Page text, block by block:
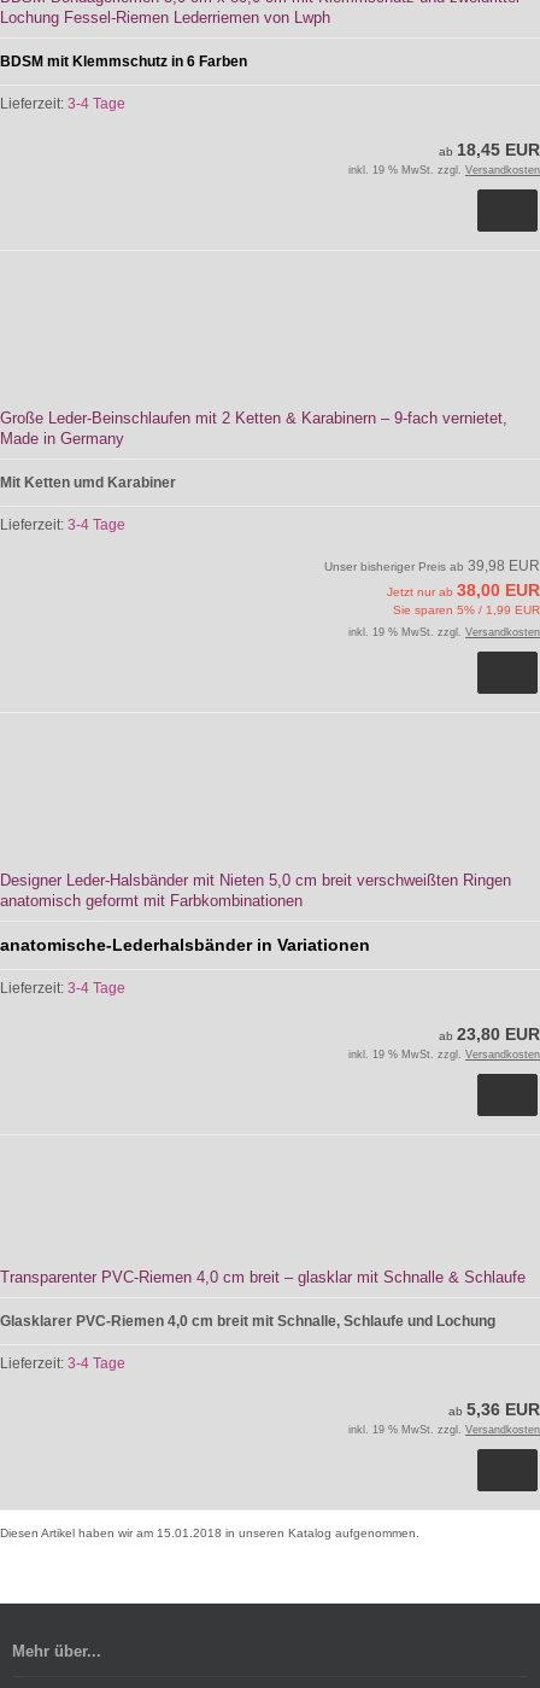
Lochung Fessel-Riemen Lederriemen von Lwph
BDSM mit Klemmschutz in 6 Farben
Lieferzeit: 3-4 Tage
ab 18,45 EUR
inkl. 19 % MwSt. zzgl. Versandkosten
Große Leder-Beinschlaufen mit 2 Ketten & Karabinern – 9-fach vernietet,
Made in Germany
Mit Ketten umd Karabiner
Lieferzeit: 3-4 Tage
Unser bisheriger Preis ab 39,98 EUR
Jetzt nur ab 38,00 EUR
Sie sparen 5% / 1,99 EUR
inkl. 19 % MwSt. zzgl. Versandkosten
Designer Leder-Halsbänder mit Nieten 5,0 cm breit verschweißten Ringen
anatomisch geformt mit Farbkombinationen
anatomische-Lederhalsbänder in Variationen
Lieferzeit: 3-4 Tage
ab 23,80 EUR
inkl. 19 % MwSt. zzgl. Versandkosten
Transparenter PVC-Riemen 4,0 cm breit – glasklar mit Schnalle & Schlaufe
Glasklarer PVC-Riemen 4,0 cm breit mit Schnalle, Schlaufe und Lochung
Lieferzeit: 3-4 Tage
ab 5,36 EUR
inkl. 19 % MwSt. zzgl. Versandkosten
Diesen Artikel haben wir am 15.01.2018 in unseren Katalog aufgenommen.
Mehr über...